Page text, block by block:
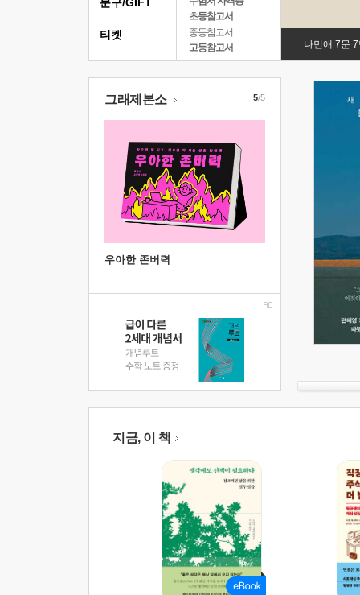
초등참고서
중등참고서
고등참고서
나민애 7문
티켓
그래제본소
우아한 존버력
5/5
지금, 이 책